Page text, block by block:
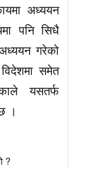
अध्ययन
पनि सिधै
गरेको
विदेशमा समेत
यसतर्फ
।
?